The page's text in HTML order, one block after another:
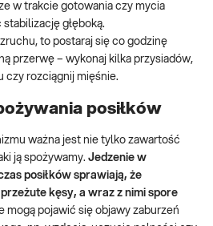
w trakcie gotowania czy mycia
głęboką.
to postaraj się co godzinę
przerwę – wykonaj kilka przysiadów,
czy rozciągnij mięśnie.
posiłków
ważna jest nie tylko zawartość
ją spożywamy. Jedzenie w
posiłków sprawiają, że
kęsy, a wraz z nimi spore
mogą pojawić się objawy zaburzeń